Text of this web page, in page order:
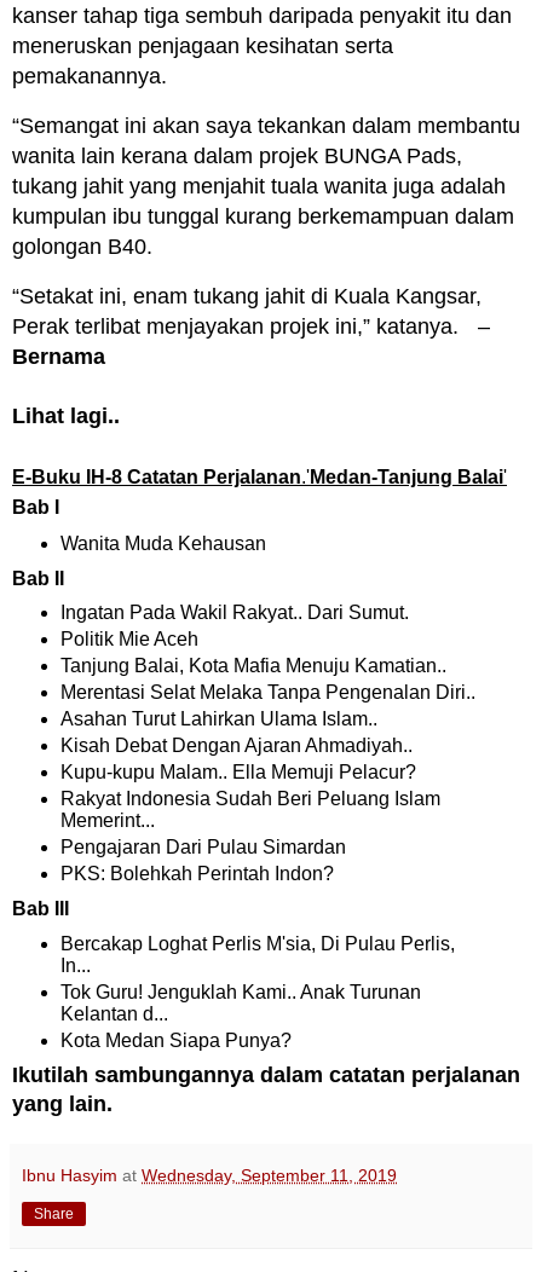
kanser tahap tiga sembuh daripada penyakit itu dan
meneruskan penjagaan kesihatan serta
pemakanannya.
“Semangat ini akan saya tekankan dalam membantu
wanita lain kerana dalam projek BUNGA Pads,
tukang jahit yang menjahit tuala wanita juga adalah
kumpulan ibu tunggal kurang berkemampuan dalam
golongan B40.
“Setakat ini, enam tukang jahit di Kuala Kangsar,
Perak terlibat menjayakan projek ini,” katanya. –
Bernama
Lihat lagi..
E-Buku IH-8 Catatan Perjalanan.'Medan-Tanjung Balai'
Bab I
Wanita Muda Kehausan
Bab II
Ingatan Pada Wakil Rakyat.. Dari Sumut.
Politik Mie Aceh
Tanjung Balai, Kota Mafia Menuju Kamatian..
Merentasi Selat Melaka Tanpa Pengenalan Diri..
Asahan Turut Lahirkan Ulama Islam..
Kisah Debat Dengan Ajaran Ahmadiyah..
Kupu-kupu Malam.. Ella Memuji Pelacur?
Rakyat Indonesia Sudah Beri Peluang Islam
Memerint...
Pengajaran Dari Pulau Simardan
PKS: Bolehkah Perintah Indon?
Bab III
Bercakap Loghat Perlis M'sia, Di Pulau Perlis,
In...
Tok Guru! Jenguklah Kami.. Anak Turunan
Kelantan d...
Kota Medan Siapa Punya?
Ikutilah sambungannya dalam catatan perjalanan
yang lain.
Ibnu Hasyim at Wednesday, September 11, 2019
Share